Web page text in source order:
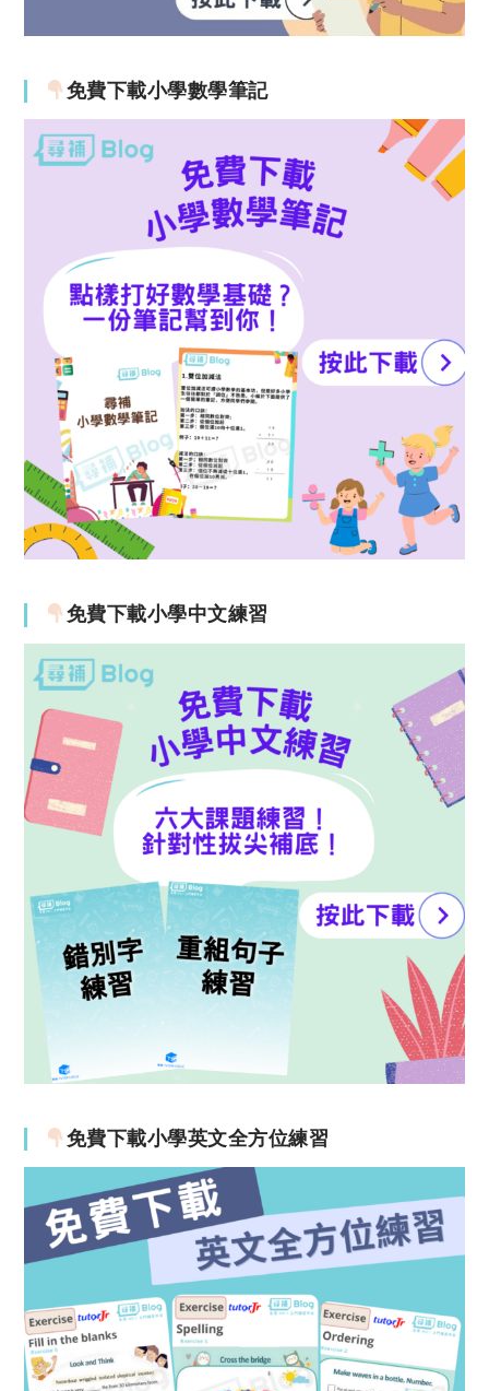
免費下載小學數學筆記
免費下載小學中文練習
免費下載小學英文全方位練習